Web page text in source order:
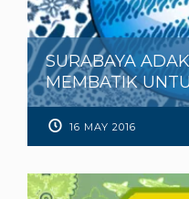
SURABAYA
MEMBATIK
16 MAY 2016